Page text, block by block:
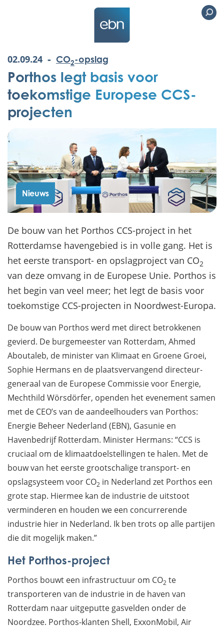
02.09.24 - CO2-opslag
Porthos legt basis voor
toekomstige Europese CCS-
projecten
Nieuws
De bouw van het Porthos CCS-project in het
Rotterdamse havengebied is in volle gang. Het is
het eerste transport- en opslagproject van CO2
van deze omvang in de Europese Unie. Porthos is
het begin van veel meer; het legt de basis voor
toekomstige CCS-projecten in Noordwest-Europa.
De bouw van Porthos werd met direct betrokkenen
gevierd. De burgemeester van Rotterdam, Ahmed
Aboutaleb, de minister van Klimaat en Groene Groei,
Sophie Hermans en de plaatsvervangend directeur-
generaal van de Europese Commissie voor Energie,
Mechthild Wörsdörfer, openden het evenement samen
met de CEO’s van de aandeelhouders van Porthos:
Energie Beheer Nederland (EBN), Gasunie en
Havenbedrijf Rotterdam. Minister Hermans: “CCS is
cruciaal om de klimaatdoelstellingen te halen. Met de
bouw van het eerste grootschalige transport- en
opslagsysteem voor CO2 in Nederland zet Porthos een
grote stap. Hiermee kan de industrie de uitstoot
verminderen en houden we een concurrerende
industrie hier in Nederland. Ik ben trots op alle partijen
die dit mogelijk maken.”
Het Porthos-project
Porthos bouwt een infrastructuur om CO2 te
transporteren van de industrie in de haven van
Rotterdam naar uitgeputte gasvelden onder de
Noordzee. Porthos-klanten Shell, ExxonMobil, Air